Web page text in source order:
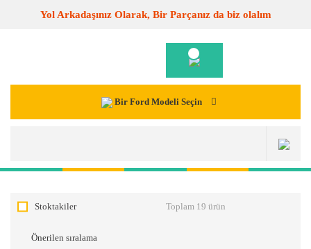
Yol Arkadaşınız Olarak, Bir Parçanız da biz olalım
Bir Ford Modeli Seçin
Stoktakiler Toplam 19 ürün